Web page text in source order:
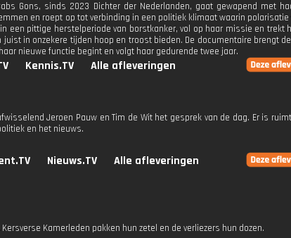
Gons, sinds 2023 Dichter der Nederlanden, gaat gewapend met
en roept op tot verbinding in een politiek klimaat waarin polarisatie
een pittige herstelperiode van borstkanker, vol op haar missie en trekt
in onzekere tijden hoop en troost bieden. De documentaire brengt
nieuwe functie begint en volgt haar gedurende twee jaar.
Kennis.TV Alle afleveringen
Jeroen Pauw en Tim de Wit het gesprek van de dag. Er is
en het nieuws.
Nieuws.TV Alle afleveringen
Kamerleden pakken hun zetel en de verliezers hun dozen.